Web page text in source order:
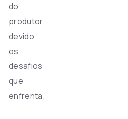
do
produtor
devido
os
desafios
que
enfrenta.